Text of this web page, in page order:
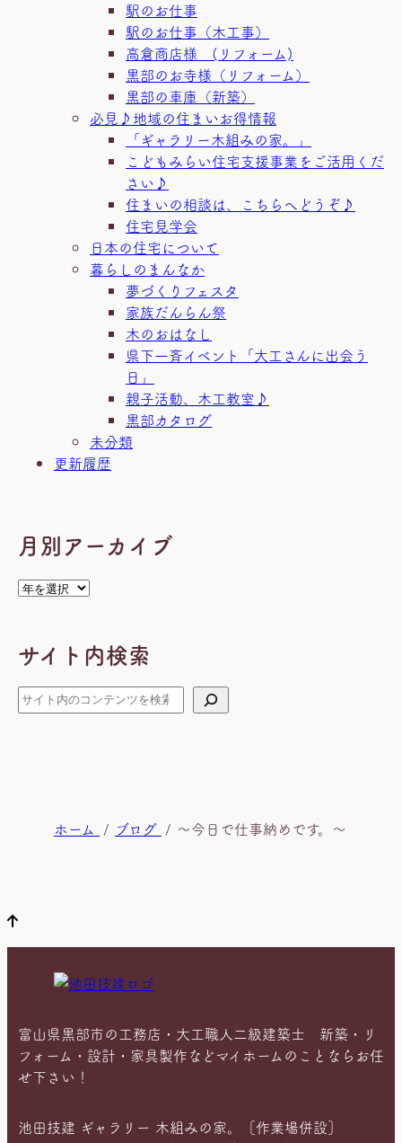
駅のお仕事
駅のお仕事（木工事）
高倉商店様 (リフォーム)
黒部のお寺様（リフォーム）
黒部の車庫（新築）
必見♪地域の住まいお得情報
「ギャラリー木組みの家。」
こどもみらい住宅支援事業をご活用くだ
さい♪
住まいの相談は、こちらへどうぞ♪
住宅見学会
日本の住宅について
暮らしのまんなか
夢づくりフェスタ
家族だんらん祭
木のおはなし
県下一斉イベント「大工さんに出会う
日」
親子活動、木工教室♪
黒部カタログ
未分類
更新履歴
月別アーカイブ
ア
イ
ブ
サイト内検索
検
索
ホーム ブログ ～今日で仕事納めです。～
富山県黒部市の工務店・大工職人二級建築士 新築・リ
フォーム・設計・家具製作などマイホームのことならお任
せ下さい！
池田技建 ギャラリー 木組みの家。［作業場併設］